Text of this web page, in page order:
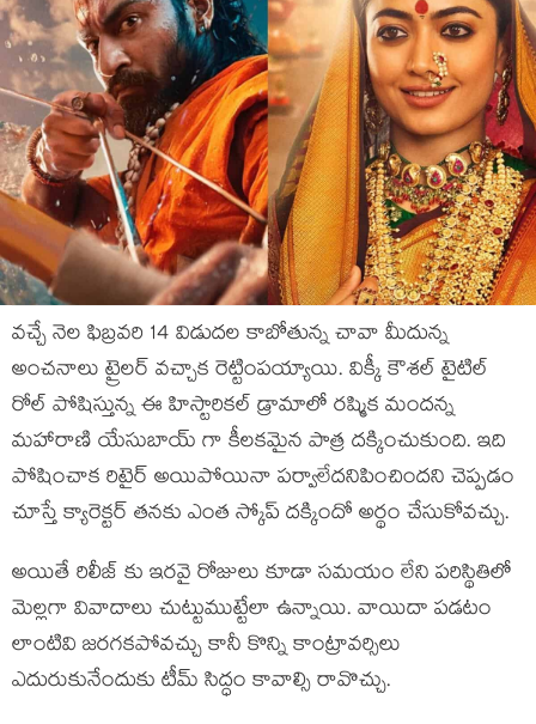
వచ్చే నెల ఫిబ్రవరి 14 విడుదల కాబోతున్న చావా మీదున్న
అంచనాలు ట్రైలర్ వచ్చాక రెట్టింపయ్యాయి. విక్కీ కౌశల్ టైటిల్
రోల్ పోషిస్తున్న ఈ హిస్టారికల్ డ్రామాలో రష్మిక మందన్న
మహారాణి యేసుబాయ్ గా కీలకమైన పాత్ర దక్కించుకుంది. ఇది
పోషించాక రిటైర్ అయిపోయినా పర్వాలేదనిపించిందని చెప్పడం
చూస్తే క్యారెక్టర్ తనకు ఎంత స్కోప్ దక్కిందో అర్థం చేసుకోవచ్చు.
అయితే రిలీజ్ కు ఇరవై రోజులు కూడా సమయం లేని పరిస్థితిలో
మెల్లగా వివాదాలు చుట్టుముట్టేలా ఉన్నాయి. వాయిదా పడటం
లాంటివి జరగకపోవచ్చు కానీ కొన్ని కాంట్రావర్సిలు
ఎదురుకునేందుకు టీమ్ సిద్ధం కావాల్సి రావొచ్చు.